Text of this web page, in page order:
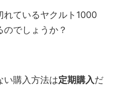
れているヤクルト1000
でしょうか？
い購入方法は定期購入だ